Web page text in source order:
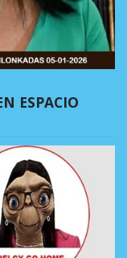
ESPACIO